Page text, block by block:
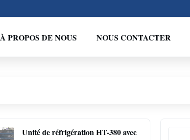
À PROPOS DE NOUS NOUS CONTACTER
Unité de réfrigération HT-380 avec